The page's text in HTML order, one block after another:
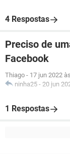
4 Respostas
Preciso de
Facebook
Thiago - 17 jun 2022
ninha25 - 20 jun
1 Respostas